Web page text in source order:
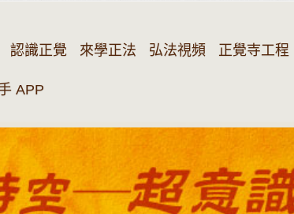
認識正覺 來學正法 弘法視頻 正覺寺工程
APP